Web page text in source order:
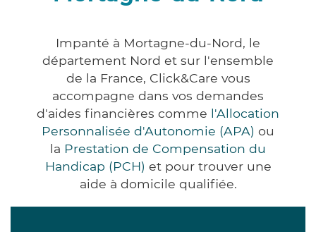
Impanté à Mortagne-du-Nord, le
département Nord et sur l'ensemble
de la France, Click&Care vous
accompagne dans vos demandes
d'aides financières comme l'Allocation
Personnalisée d'Autonomie (APA) ou
la Prestation de Compensation du
Handicap (PCH) et pour trouver une
aide à domicile qualifiée.